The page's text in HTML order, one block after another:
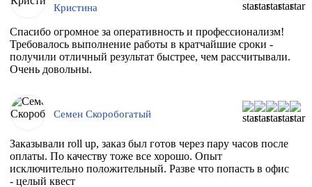
Кристина
Спасибо огромное за оперативность и профессионализм!
Требовалось выполнение работы в кратчайшие сроки -
получили отличный результат быстрее, чем рассчитывали.
Очень довольны.
Семен Скоробогатый
Заказывали roll up, заказ был готов через пару часов после
оплаты. По качеству тоже все хорошо. Опыт
исключительно положительный. Разве что попасть в офис
- целый квест